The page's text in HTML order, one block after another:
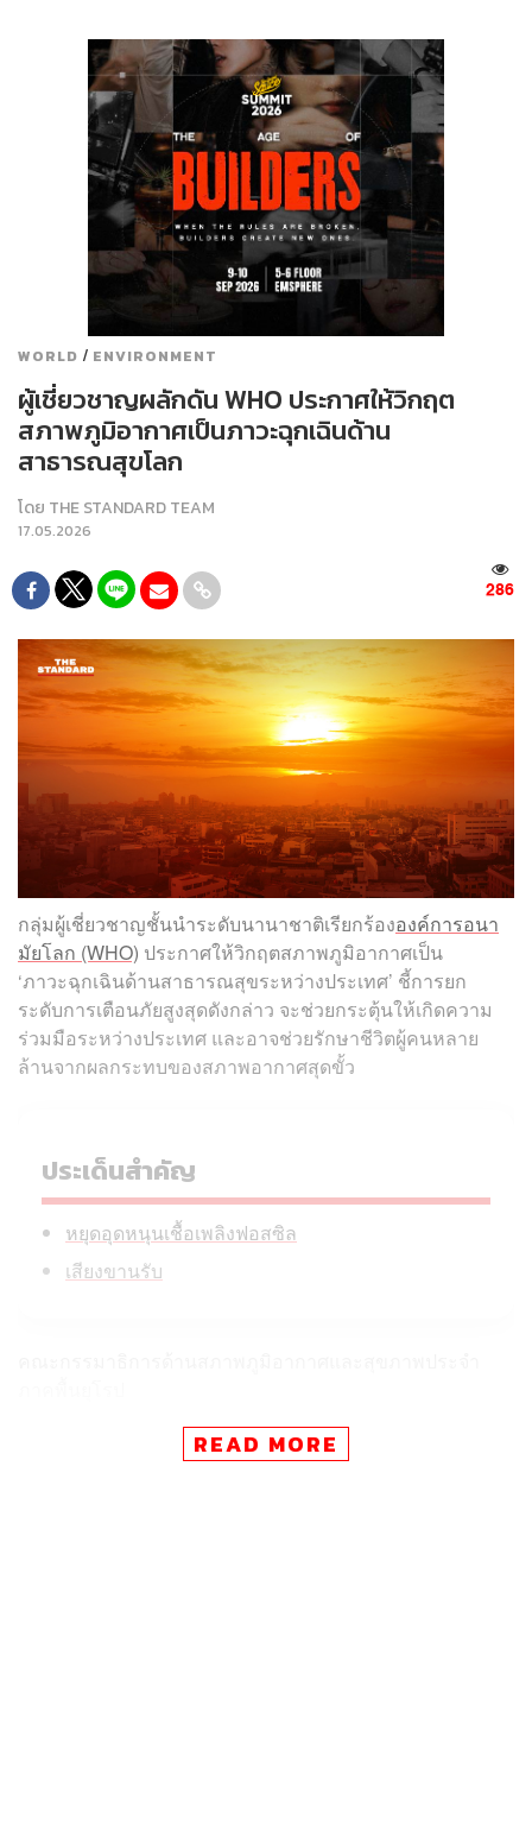
WORLD / ENVIRONMENT
ผู้เชี่ยวชาญผลักดัน WHO ประกาศให้วิกฤต
สภาพภูมิอากาศเป็นภาวะฉุกเฉินด้าน
สาธารณสุขโลก
โดย THE STANDARD TEAM
17.05.2026
286
กลุ่มผู้เชี่ยวชาญชั้นนำระดับนานาชาติเรียกร้ององค์การอนา
มัยโลก (WHO) ประกาศให้วิกฤตสภาพภูมิอากาศเป็น
‘ภาวะฉุกเฉินด้านสาธารณสุขระหว่างประเทศ’ ชี้การยก
ระดับการเตือนภัยสูงสุดดังกล่าว จะช่วยกระตุ้นให้เกิดความ
ร่วมมือระหว่างประเทศ และอาจช่วยรักษาชีวิตผู้คนหลาย
ล้านจากผลกระทบของสภาพอากาศสุดขั้ว
ประเด็นสำคัญ
หยุดอุดหนุนเชื้อเพลิงฟอสซิล
เสียงขานรับ
(Pan-European Commission on Climate and Health) ซึ่ง
READ MORE